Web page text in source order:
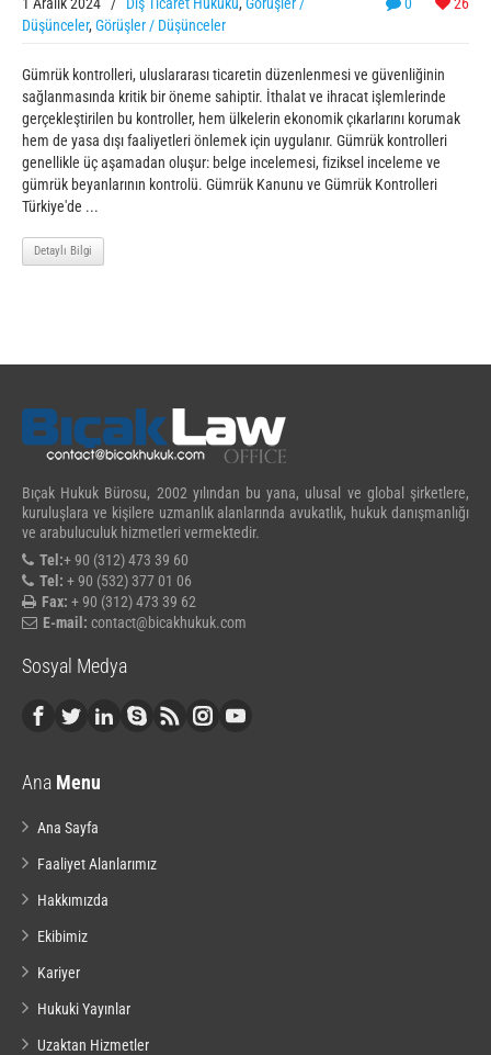
Düşünceler, Görüşler / Düşünceler
Gümrük kontrolleri, uluslararası ticaretin düzenlenmesi ve güvenliğinin
sağlanmasında kritik bir öneme sahiptir. İthalat ve ihracat işlemlerinde
gerçekleştirilen bu kontroller, hem ülkelerin ekonomik çıkarlarını korumak
hem de yasa dışı faaliyetleri önlemek için uygulanır. Gümrük kontrolleri
genellikle üç aşamadan oluşur: belge incelemesi, fiziksel inceleme ve
gümrük beyanlarının kontrolü. Gümrük Kanunu ve Gümrük Kontrolleri
Türkiye'de ...
Detaylı Bilgi
Bıçak Hukuk Bürosu, 2002 yılından bu yana, ulusal ve global şirketlere,
kuruluşlara ve kişilere uzmanlık alanlarında avukatlık, hukuk danışmanlığı
ve arabuluculuk hizmetleri vermektedir.
Tel:+ 90 (312) 473 39 60
Tel: + 90 (532) 377 01 06
Fax: + 90 (312) 473 39 62
E-mail: contact@bicakhukuk.com
Sosyal Medya
Ana Menu
Ana Sayfa
Faaliyet Alanlarımız
Hakkımızda
Ekibimiz
Kariyer
Hukuki Yayınlar
Uzaktan Hizmetler